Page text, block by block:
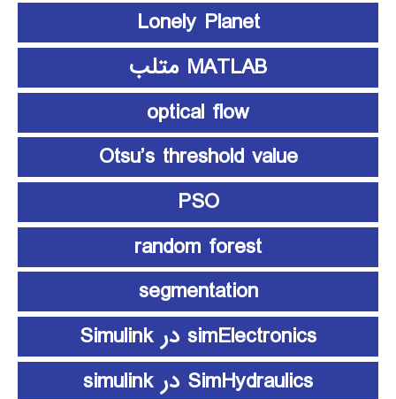
Lonely Planet
MATLAB متلب
optical flow
Otsu’s threshold value
PSO
random forest
segmentation
simElectronics در Simulink
SimHydraulics در simulink